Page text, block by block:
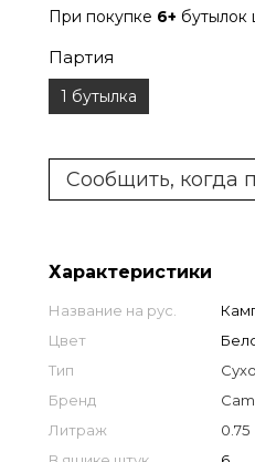
При покупке 6+ бутылок
Партия
1 бутылка
Сообщить, когда
Характеристики
Название на рус.
Цвет
Тип
Бренд
Литраж
0.75